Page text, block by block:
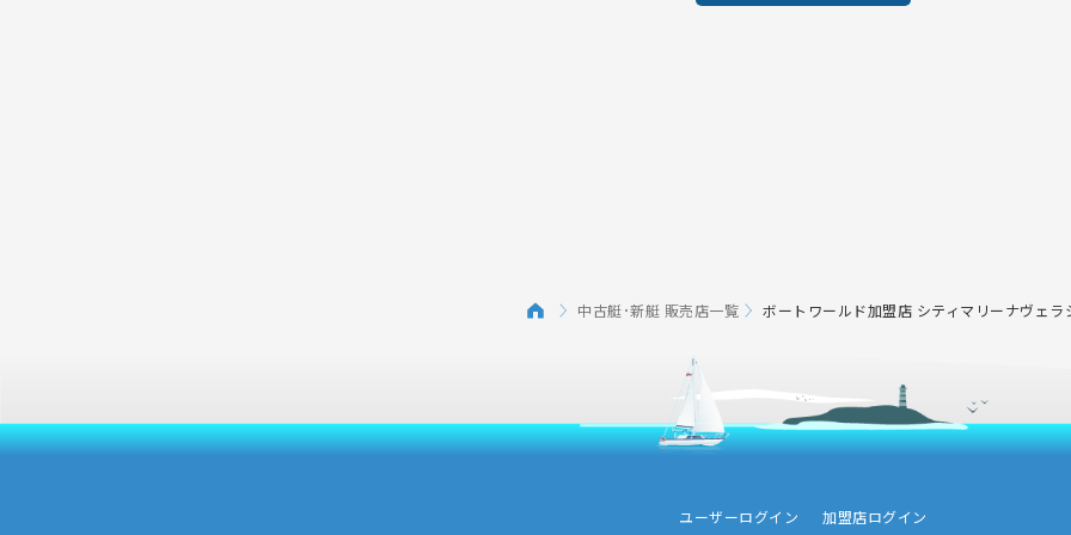
中古艇･新艇 販売店一覧 ボートワールド加盟店 シティマリーナヴェラ
ユーザーログイン 加盟店ログイン